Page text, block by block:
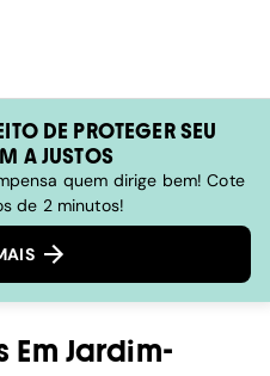
DE PROTEGER SEU
A JUSTOS
quem dirige bem! Cote
de 2 minutos!
Em Jardim-